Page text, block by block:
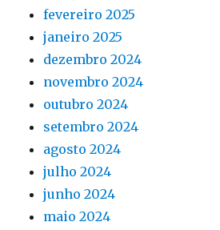
fevereiro 2025
janeiro 2025
dezembro 2024
novembro 2024
outubro 2024
setembro 2024
agosto 2024
julho 2024
junho 2024
maio 2024